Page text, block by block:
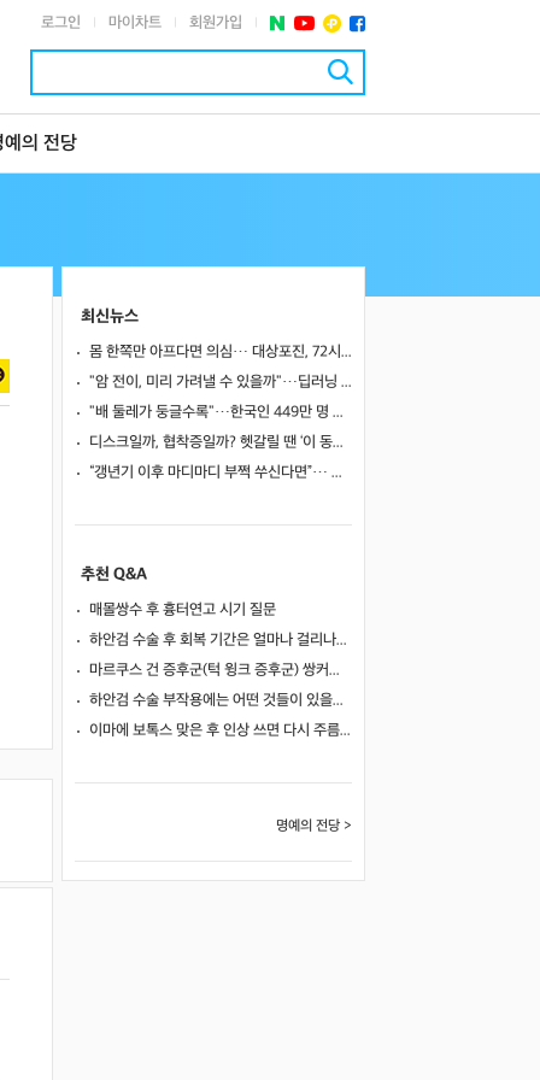
로그인 마이차트 회원가입
예의 전당
최신뉴스
몸 한쪽만 아프다면 의심… 대상포진, 72시간이 중요한 이유
"암 전이, 미리 가려낼 수 있을까"…딥러닝 도구로 유방암 전이 예측 바이오마커 찾았다
"배 둘레가 둥글수록"…한국인 449만 명 추적했더니 대장암 위험 최대 10% 이상 높았다
디스크일까, 협착증일까? 헷갈릴 땐 ‘이 동작’ 해보세요
“갱년기 이후 마디마디 부쩍 쑤신다면”… 퇴행성 관절염의 신호와 관리법
추천 Q&A
매몰쌍수 후 흉터연고 시기 질문
하안검 수술 후 회복 기간은 얼마나 걸리나요?
마르쿠스 건 증후군(턱 윙크 증후군) 쌍커풀 수술 가능 여부
하안검 수술 부작용에는 어떤 것들이 있을까요?
이마에 보톡스 맞은 후 인상 쓰면 다시 주름이 생길까요?
명예의 전당 >